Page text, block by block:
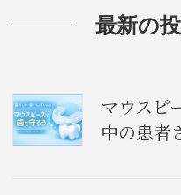
最新の
マウスピ
中の患者